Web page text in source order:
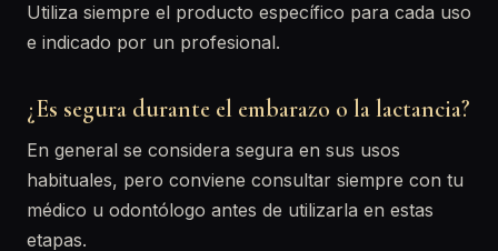
Utiliza siempre el producto específico para cada uso
e indicado por un profesional.
¿Es segura durante el embarazo o la lactancia?
En general se considera segura en sus usos
habituales, pero conviene consultar siempre con tu
médico u odontólogo antes de utilizarla en estas
etapas.